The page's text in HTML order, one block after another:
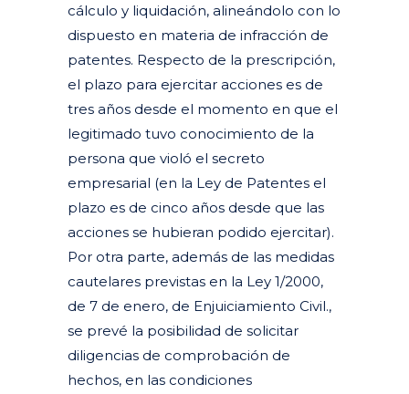
cálculo y liquidación, alineándolo con lo
dispuesto en materia de infracción de
patentes. Respecto de la prescripción,
el plazo para ejercitar acciones es de
tres años desde el momento en que el
legitimado tuvo conocimiento de la
persona que violó el secreto
empresarial (en la Ley de Patentes el
plazo es de cinco años desde que las
acciones se hubieran podido ejercitar).
Por otra parte, además de las medidas
cautelares previstas en la Ley 1/2000,
de 7 de enero, de Enjuiciamiento Civil.,
se prevé la posibilidad de solicitar
diligencias de comprobación de
hechos, en las condiciones